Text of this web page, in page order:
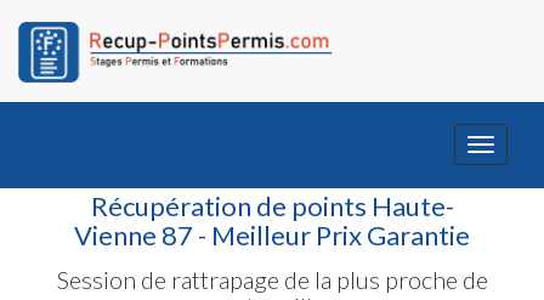
Toggle
Récupération de points Haute-
Vienne 87 - Meilleur Prix Garantie
Session de rattrapage de la plus proche de